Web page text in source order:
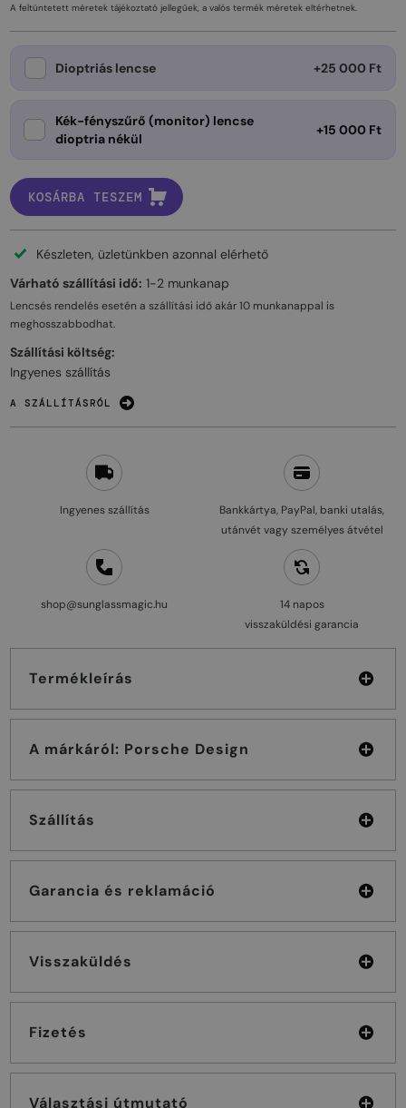
Ingyenes szállítás
Bankkártya, PayPal, banki utalás,
utánvét vagy személyes átvétel
shop@sunglassmagic.hu
14 napos
visszaküldési garancia
Termékleírás
A márkáról: Porsche Design
Szállítás
Garancia és reklamáció
Visszaküldés
Fizetés
Választási útmutató
A feltüntetett méretek tájékoztató jellegűek, a valós termék méretek eltérhetnek.
Dioptriás lencse +25 000 Ft
Kék-fényszűrő (monitor) lencse
dioptria nékül
+15 000 Ft
KOSÁRBA TESZEM
Készleten, üzletünkben azonnal elérhető
Várható szállítási idő: 1-2 munkanap
Lencsés rendelés esetén a szállítási idő akár10 munkanappal is
meghosszabbodhat.
Szállítási költség:
Ingyenes szállítás
A SZÁLLÍTÁSRÓL